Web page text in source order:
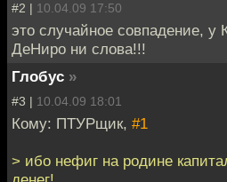
#2 | 10.04.09 17:50
это случайное совпадение, у
ДеНиро ни слова!!!
Глобус »
#3 | 10.04.09 18:01
Кому: ПТУРщик, #1
> ибо нефиг на родине